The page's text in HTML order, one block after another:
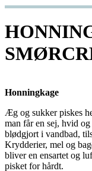
Honningkage
Æg og sukker piskes
man får en sej, hvid
blødgjort i vandbad,
Krydderier, mel og
bliver en ensartet og
pisket for hårdt.